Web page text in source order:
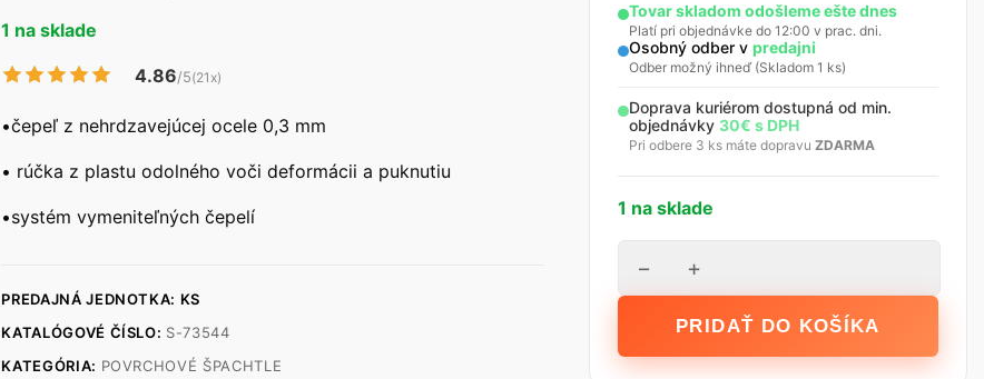
1 na sklade
4.86/5(21x)
•čepeľ z nehrdzavejúcej ocele 0,3 mm
• rúčka z plastu odolného voči deformácii a puknutiu
•systém vymeniteľných čepelí
PREDAJNÁ JEDNOTKA: KS
KATALÓGOVÉ ČÍSLO: S-73544
KATEGÓRIA: POVRCHOVÉ ŠPACHTLE
Tovar skladom odošleme ešte dnes
Platí pri objednávke do 12:00 v prac. dni.
Osobný odber v predajni
Odber možný ihneď (Skladom 1 ks)
Doprava kuriérom dostupná od min.
objednávky 30€ s DPH
Pri odbere 3 ks máte dopravu ZDARMA
1 na sklade
povrchová
špachtľa
− +
PRIDAŤ DO KOŠÍKA